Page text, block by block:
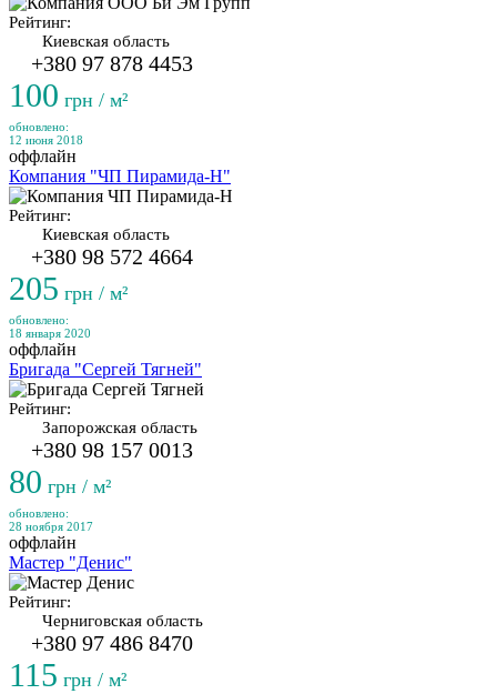
Рейтинг:
Киевская область
+380 97 878 4453
100 грн / м²
обновлено:
12 июня 2018
оффлайн
Компания "ЧП Пирамида-Н"
Рейтинг:
Киевская область
+380 98 572 4664
205 грн / м²
обновлено:
18 января 2020
оффлайн
Бригада "Сергей Тягней"
Рейтинг:
Запорожская область
+380 98 157 0013
80 грн / м²
обновлено:
28 ноября 2017
оффлайн
Мастер "Денис"
Рейтинг:
Черниговская область
+380 97 486 8470
115 грн / м²